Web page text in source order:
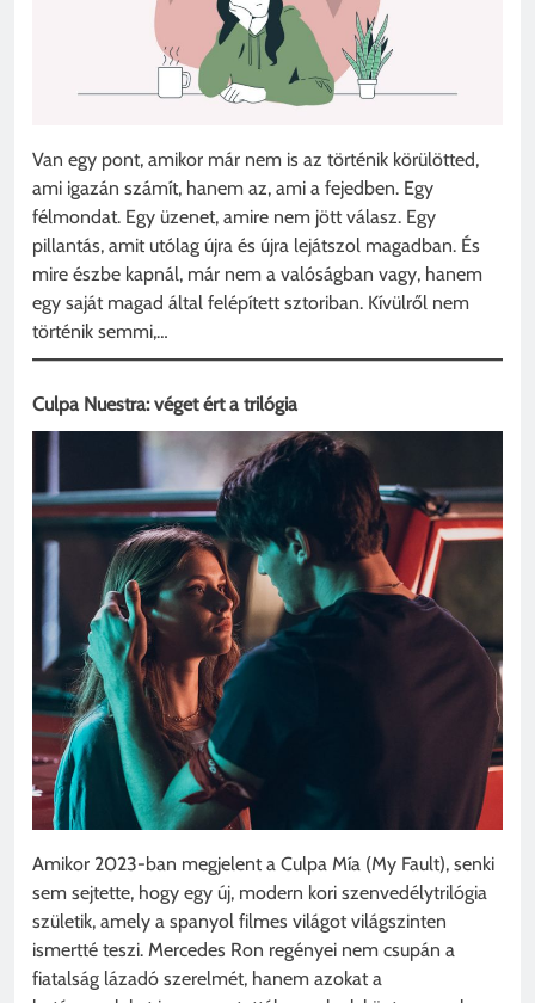
Van egy pont, amikor már nem is az történik körülötted,
ami igazán számít, hanem az, ami a fejedben. Egy
félmondat. Egy üzenet, amire nem jött válasz. Egy
pillantás, amit utólag újra és újra lejátszol magadban. És
mire észbe kapnál, már nem a valóságban vagy, hanem
egy saját magad által felépített sztoriban. Kívülről nem
történik semmi,…
Culpa Nuestra: véget ért a trilógia
Amikor 2023-ban megjelent a Culpa Mía (My Fault), senki
sem sejtette, hogy egy új, modern kori szenvedélytrilógia
születik, amely a spanyol filmes világot világszinten
ismertté teszi. Mercedes Ron regényei nem csupán a
fiatalság lázadó szerelmét, hanem azokat a